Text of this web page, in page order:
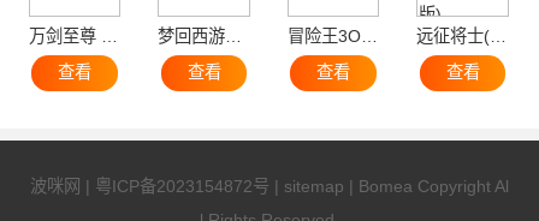
查看
查看
冒险王3OL(0.1折怀旧服)
查看
查看
波咪网 | 粤ICP备2023154872号 | sitemap | Bomea Copyright Al